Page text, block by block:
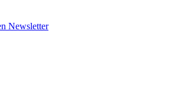
Newsletter